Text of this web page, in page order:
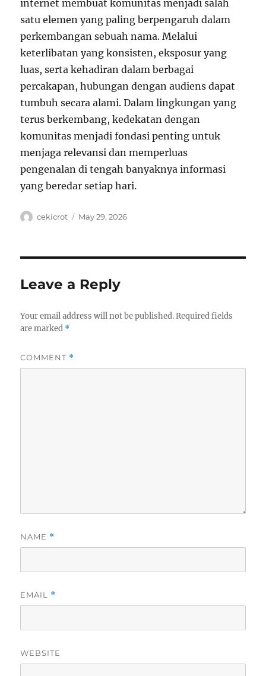
internet membuat komunitas menjadi salah
satu elemen yang paling berpengaruh dalam
perkembangan sebuah nama. Melalui
keterlibatan yang konsisten, eksposur yang
luas, serta kehadiran dalam berbagai
percakapan, hubungan dengan audiens dapat
tumbuh secara alami. Dalam lingkungan yang
terus berkembang, kedekatan dengan
komunitas menjadi fondasi penting untuk
menjaga relevansi dan memperluas
pengenalan di tengah banyaknya informasi
yang beredar setiap hari.
Author
cekicrot
Posted
May 29, 2026
Leave a Reply
Your email address will not be published. Required fields
are marked *
COMMENT *
NAME *
EMAIL *
WEBSITE